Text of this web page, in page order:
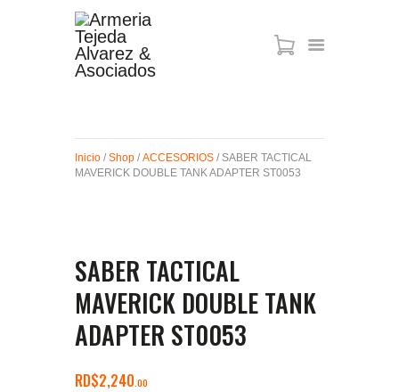
MIRAS
MUNICIONES
Inicio / Shop / ACCESORIOS / SABER TACTICAL
MAVERICK DOUBLE TANK ADAPTER ST0053
SABER TACTICAL
MAVERICK DOUBLE TANK
ADAPTER ST0053
RD$2,240 00